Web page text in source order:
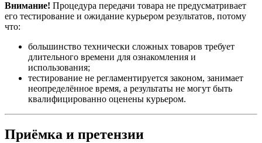
Внимание! Процедура передачи товара не предусматривает
его тестирование и ожидание курьером результатов, потому
что:
большинство технически сложных товаров требует
длительного времени для ознакомления и
использования;
тестирование не регламентируется законом, занимает
неопределённое время, а результаты не могут быть
квалифицированно оценены курьером.
Приёмка и претензии